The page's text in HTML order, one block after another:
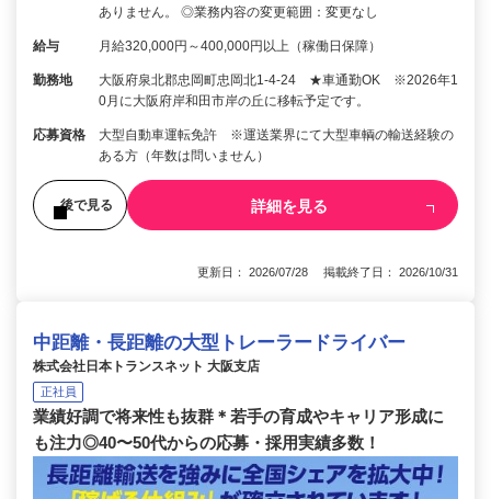
ありません。 ◎業務内容の変更範囲：変更なし
給与 月給320,000円～400,000円以上（稼働日保障）
勤務地
大阪府泉北郡忠岡町忠岡北1-4-24 ★車通勤OK ※2026年1
0月に大阪府岸和田市岸の丘に移転予定です。
応募資格
大型自動車運転免許 ※運送業界にて大型車輌の輸送経験の
ある方（年数は問いません）
後で見る 詳細を見る
更新日： 2026/07/28 掲載終了日： 2026/10/31
中距離・長距離の大型トレーラードライバー
株式会社日本トランスネット 大阪支店
正社員
業績好調で将来性も抜群＊若手の育成やキャリア形成に
も注力◎40〜50代からの応募・採用実績多数！